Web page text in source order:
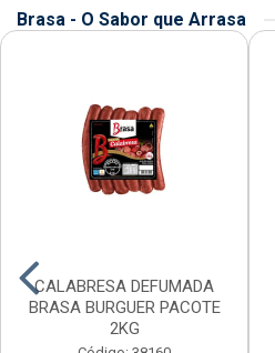
Brasa - O Sabor que Arrasa
CALABRESA DEFUMADA
BRASA BURGUER PACOTE
2KG